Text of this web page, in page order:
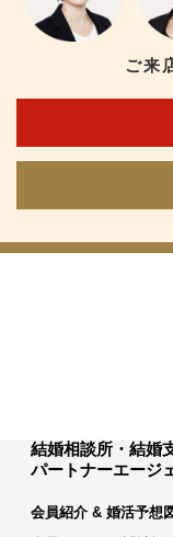
ご来
結婚相談所・結婚
パートナーエージ
会員紹介 & 婚活予想